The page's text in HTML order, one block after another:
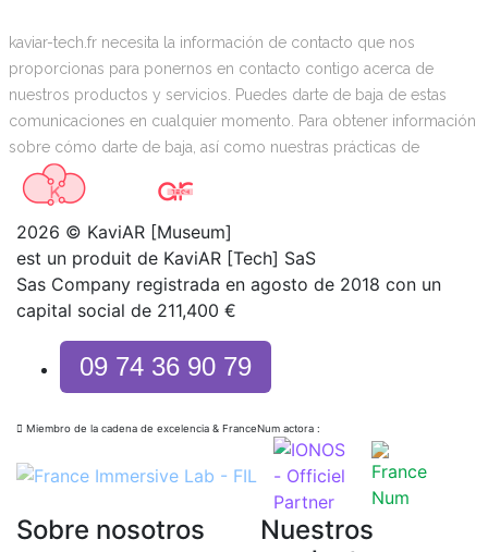
2026 © KaviAR [Museum]
est un produit de KaviAR [Tech] SaS
Sas Company registrada en agosto de 2018 con un
capital social de 211,400 €
09 74 36 90 79
Miembro de la cadena de excelencia & FranceNum actora :
Sobre nosotros
Nuestros